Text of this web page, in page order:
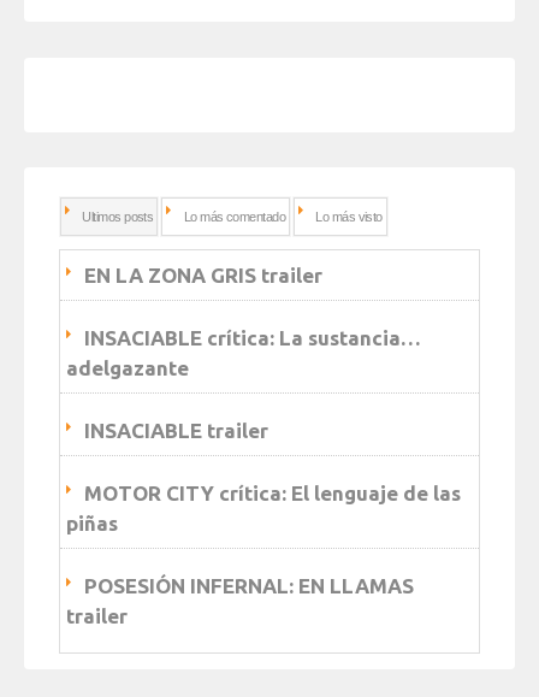
Ultimos posts Lo más comentado Lo más visto
EN LA ZONA GRIS trailer
INSACIABLE crítica: La sustancia…
adelgazante
INSACIABLE trailer
MOTOR CITY crítica: El lenguaje de las
piñas
POSESIÓN INFERNAL: EN LLAMAS
trailer